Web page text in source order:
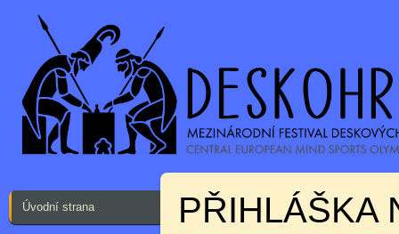
Úvodní strana PŘIHLÁŠKA